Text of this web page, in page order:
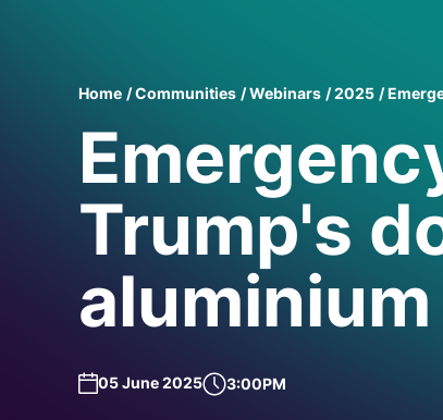
Home Communities Webinars 2025
Trump's
05 June 2025 3:00PM